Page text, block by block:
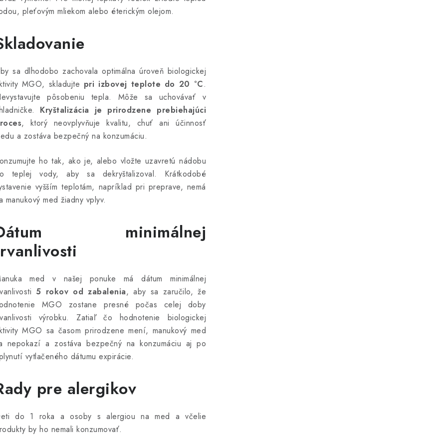
pleťovým mliekom alebo éterickým olejom.
sa dlhodobo zachovala optimálna úroveň biologickej
MGO, skladujte pri izbovej teplote do 20 °C.
pôsobeniu tepla. Môže sa uchovávať v
Kryštalizácia je prirodzene prebiehajúci
, ktorý neovplyvňuje kvalitu, chuť ani účinnosť
a zostáva bezpečný na konzumáciu.
ho tak, ako je, alebo vložte uzavretú nádobu
teplej vody, aby sa dekryštalizoval. Krátkodobé
vyšším teplotám, napríklad pri preprave, nemá
manukový med žiadny vplyv.
minimálnej
med v našej ponuke má dátum minimálnej
5 rokov od zabalenia, aby sa zaručilo, že
MGO zostane presné počas celej doby
výrobku. Zatiaľ čo hodnotenie biologickej
MGO sa časom prirodzene mení, manukový med
nepokazí a zostáva bezpečný na konzumáciu aj po
vytlačeného dátumu expirácie.
pre alergikov
do 1 roka a osoby s alergiou na med a včelie
by ho nemali konzumovať.